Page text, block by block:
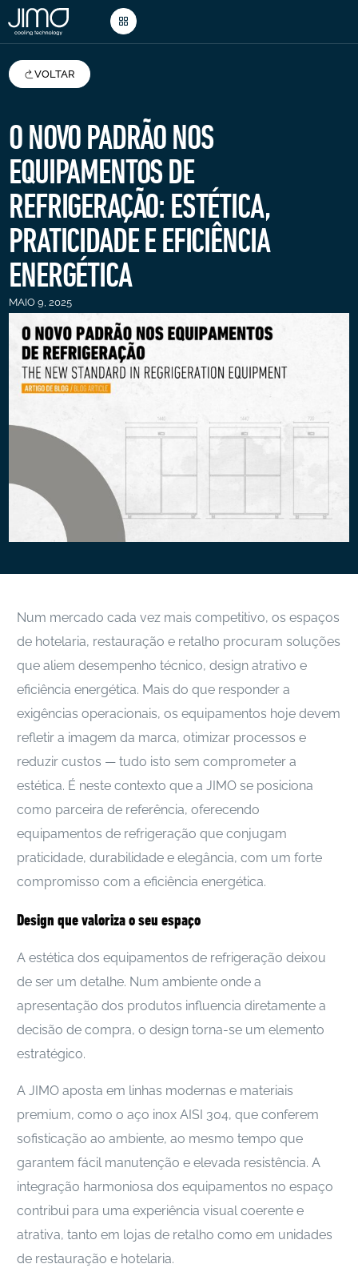
VOLTAR
O NOVO PADRÃO NOS
EQUIPAMENTOS DE
REFRIGERAÇÃO: ESTÉTICA,
PRATICIDADE E EFICIÊNCIA
ENERGÉTICA
MAIO 9, 2025
Num mercado cada vez mais competitivo, os espaços
de hotelaria, restauração e retalho procuram soluções
que aliem desempenho técnico, design atrativo e
eficiência energética. Mais do que responder a
exigências operacionais, os equipamentos hoje devem
refletir a imagem da marca, otimizar processos e
reduzir custos — tudo isto sem comprometer a
estética. É neste contexto que a JIMO se posiciona
como parceira de referência, oferecendo
equipamentos de refrigeração que conjugam
praticidade, durabilidade e elegância, com um forte
compromisso com a eficiência energética.
Design que valoriza o seu espaço
A estética dos equipamentos de refrigeração deixou
de ser um detalhe. Num ambiente onde a
apresentação dos produtos influencia diretamente a
decisão de compra, o design torna-se um elemento
estratégico.
A JIMO aposta em linhas modernas e materiais
premium, como o aço inox AISI 304, que conferem
sofisticação ao ambiente, ao mesmo tempo que
garantem fácil manutenção e elevada resistência. A
integração harmoniosa dos equipamentos no espaço
contribui para uma experiência visual coerente e
atrativa, tanto em lojas de retalho como em unidades
de restauração e hotelaria.